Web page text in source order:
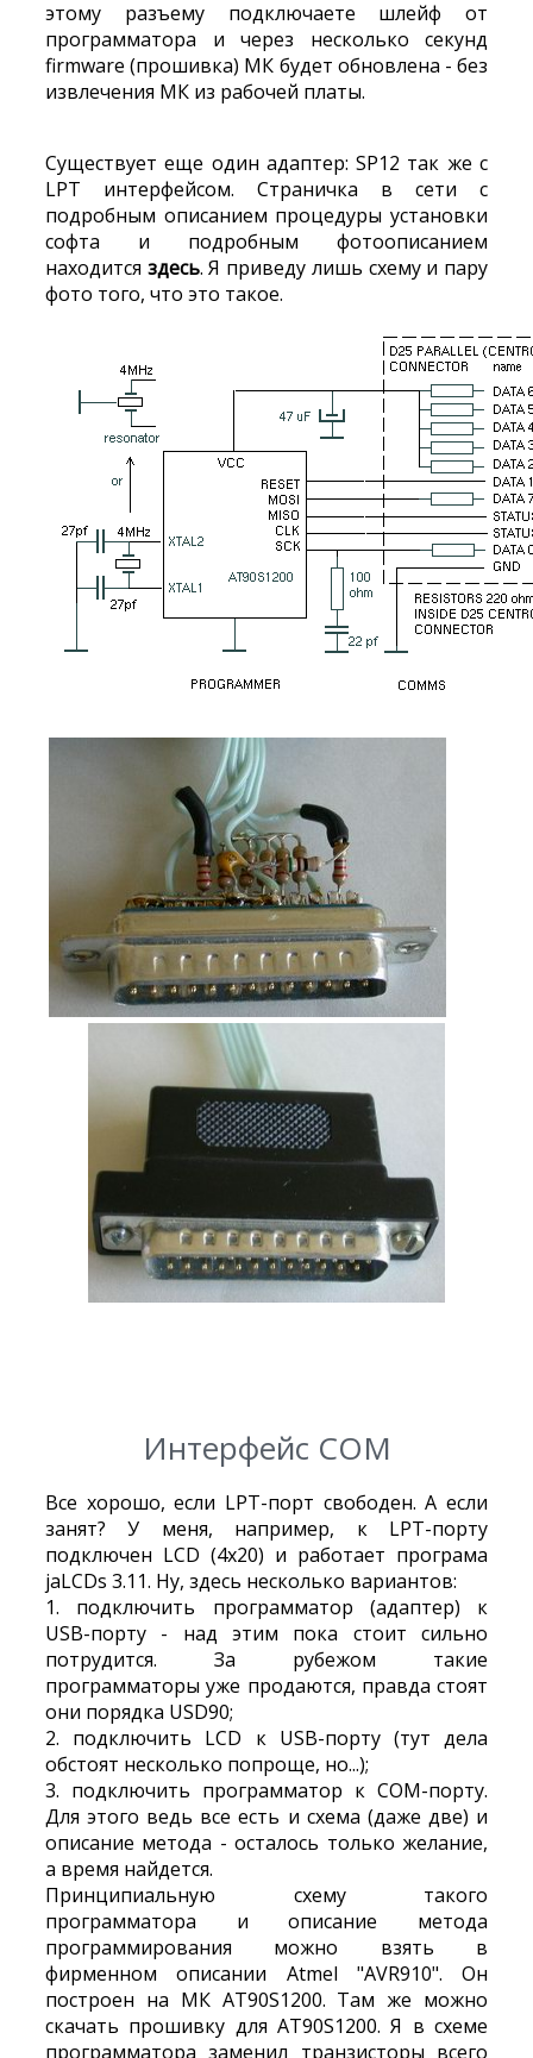
этому разъему подключаете шлейф от
программатора и через несколько секунд
firmware (прошивка) МК будет обновлена - без
извлечения МК из рабочей платы.
Существует еще один адаптер: SP12 так же с
LPT интерфейсом. Страничка в сети с
подробным описанием процедуры установки
софта и подробным фотоописанием
находится здесь. Я приведу лишь схему и пару
фото того, что это такое.
Интерфейс COM
Все хорошо, если LPT-порт свободен. А если
занят? У меня, например, к LPT-порту
подключен LCD (4х20) и работает програма
jaLCDs 3.11. Ну, здесь несколько вариантов:
1. подключить программатор (адаптер) к
USB-порту - над этим пока стоит сильно
потрудится. За рубежом такие
программаторы уже продаются, правда стоят
они порядка USD90;
2. подключить LCD к USB-порту (тут дела
обстоят несколько попроще, но...);
3. подключить программатор к COM-порту.
Для этого ведь все есть и схема (даже две) и
описание метода - осталось только желание,
а время найдется.
Принципиальную схему такого
программатора и описание метода
программирования можно взять в
фирменном описании Atmel "AVR910". Он
построен на МК AT90S1200. Там же можно
скачать прошивку для AT90S1200. Я в схеме
программатора заменил транзисторы всего